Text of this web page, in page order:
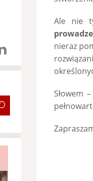
Ale nie
nieraz
Słowem